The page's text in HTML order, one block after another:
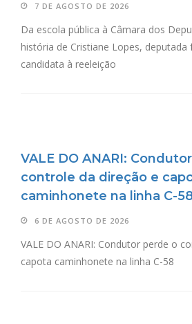
7 DE AGOSTO DE 2026
Da escola pública à Câmara dos
história de Cristiane Lopes, deputada
candidata à reeleição
VALE DO ANARI:
controle da direção e
caminhonete na linha C-
6 DE AGOSTO DE 2026
VALE DO ANARI: Condutor perde o
capota caminhonete na linha C-58